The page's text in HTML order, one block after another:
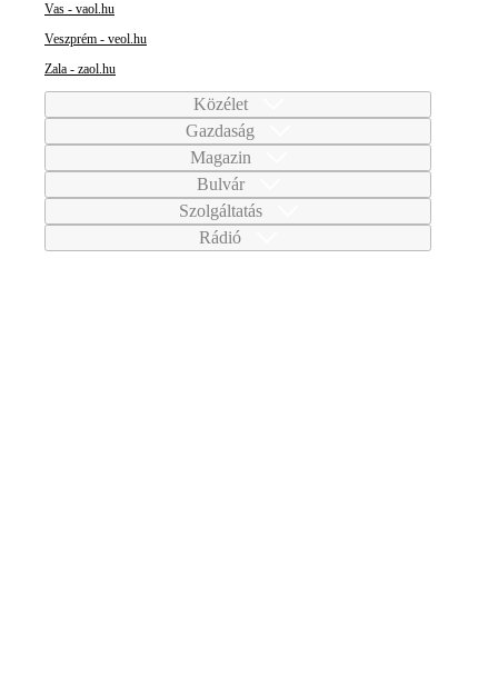
Vas - vaol.hu
Veszprém - veol.hu
Zala - zaol.hu
Közélet
Gazdaság
Magazin
Bulvár
Szolgáltatás
Rádió